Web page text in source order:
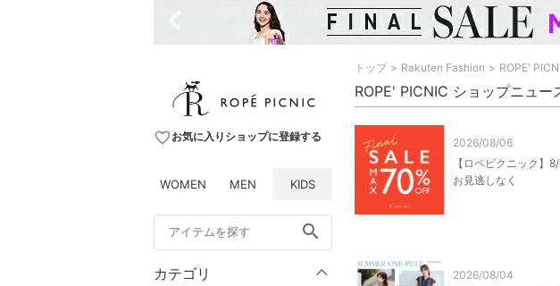
favorite_borderお気に入りショップに登録する
WOMEN MEN KIDS
search
カテゴリ
トップ Rakuten Fashion ROPE'
ROPE' PICNIC ショップニュー
2026/08/06
【ロペピクニック】
お見逃しなく
2026/08/04